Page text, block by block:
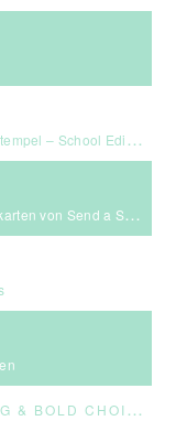
+ Gewinnspiel
von Send a Smile
T
WEED & GREET | CREATIVE LIVING & BOLD CHOICES